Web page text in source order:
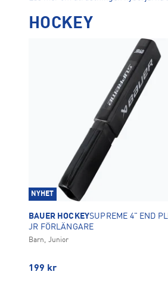
HOCKEY
NYHET
BAUER HOCKEYSUPREME 4" END
JR FÖRLÄNGARE
Barn, Junior
199 kr